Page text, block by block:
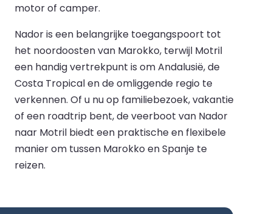
motor of camper.
Nador is een belangrijke toegangspoort tot
het noordoosten van Marokko, terwijl Motril
een handig vertrekpunt is om Andalusië, de
Costa Tropical en de omliggende regio te
verkennen. Of u nu op familiebezoek, vakantie
of een roadtrip bent, de veerboot van Nador
naar Motril biedt een praktische en flexibele
manier om tussen Marokko en Spanje te
reizen.